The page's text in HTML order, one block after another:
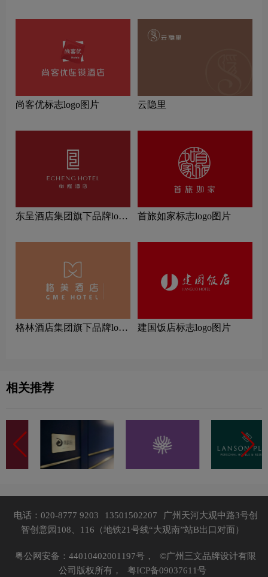
尚客优标志logo图片 云隐里
东呈酒店集团旗下品牌logo
首旅如家标志logo图片
‌格林酒店集团旗下品牌logo
建国饭店标志logo图片
相关推荐
电话：020-8777 9203 13501502207
广州天河大观中路3号创
智创意园108、116（地铁21号线“大观南”站B出口对面）
粤公网安备：44010402001197号，
©广州三文品牌设计有限
公司版权所有，
粤ICP备09037611号